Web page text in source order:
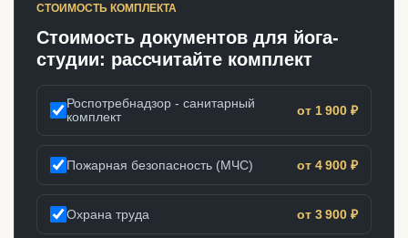
СТОИМОСТЬ КОМПЛЕКТА
Стоимость документов для йога-
студии: рассчитайте комплект
Роспотребнадзор - санитарный
комплект
от 1 900 ₽
Пожарная безопасность (МЧС) от 4 900 ₽
Охрана труда от 3 900 ₽